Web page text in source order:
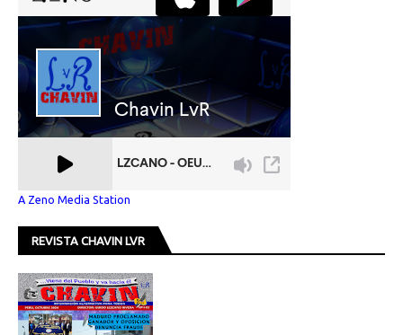
A Zeno Media Station
REVISTA CHAVIN LVR